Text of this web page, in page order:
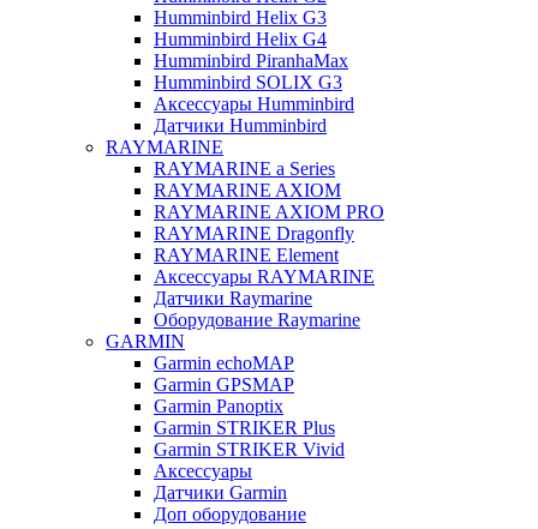
Humminbird Helix G3
Humminbird Helix G4
Humminbird PiranhaMax
Humminbird SOLIX G3
Аксессуары Humminbird
Датчики Humminbird
RAYMARINE
RAYMARINE a Series
RAYMARINE AXIOM
RAYMARINE AXIOM PRO
RAYMARINE Dragonfly
RAYMARINE Element
Аксессуары RAYMARINE
Датчики Raymarine
Оборудование Raymarine
GARMIN
Garmin echoMAP
Garmin GPSMAP
Garmin Panoptix
Garmin STRIKER Plus
Garmin STRIKER Vivid
Аксессуары
Датчики Garmin
Доп оборудование